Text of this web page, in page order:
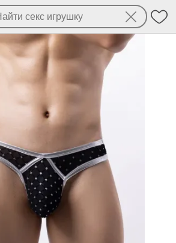
из сеточки с